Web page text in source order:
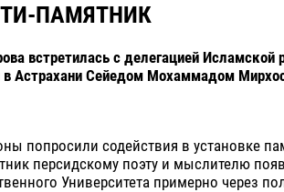
ПАМЯТНИК
встретилась с делегацией Исламской
в Астрахани Сейедом Мохаммадом
попросили содействия в установке
персидскому поэту и мыслителю
Университета примерно через